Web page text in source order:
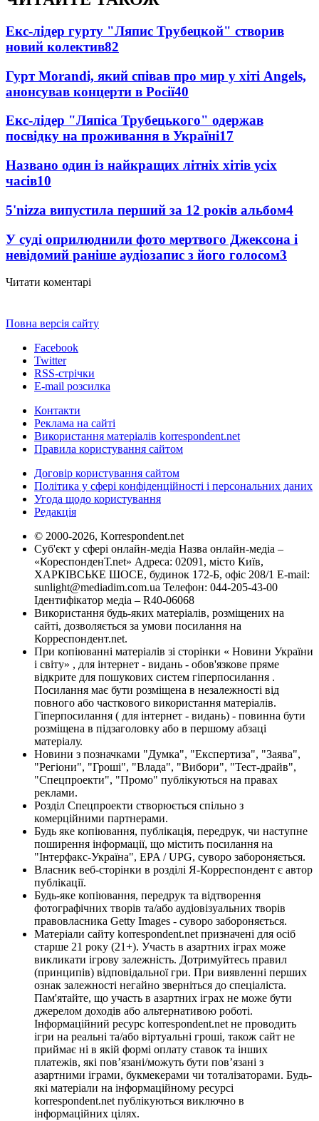
Екс-лідер гурту "Ляпис Трубецкой" створив
новий колектив82
Гурт Morandi, який співав про мир у хіті Angels,
анонсував концерти в Росії40
Екс-лідер "Ляпіса Трубецького" одержав
посвідку на проживання в Україні17
Названо один із найкращих літніх хітів усіх
часів10
5'nizza випустила перший за 12 років альбом4
У суді оприлюднили фото мертвого Джексона і
невідомий раніше аудіозапис з його голосом3
Читати коментарі
Повна версія сайту
Facebook
Twitter
RSS-стрічки
E-mail розсилка
Контакти
Реклама на сайті
Використання матеріалів korrespondent.net
Правила користування сайтом
Договір користування сайтом
Політика у сфері конфіденційності і персональних даних
Угода щодо користування
Редакція
© 2000-2026, Korrespondent.net
Суб'єкт у сфері онлайн-медіа Назва онлайн-медіа –
«КореспонденТ.net» Адреса: 02091, місто Київ,
ХАРКІВСЬКЕ ШОСЕ, будинок 172-Б, офіс 208/1 E-mail:
sunlight@mediadim.com.ua Телефон: 044-205-43-00
Ідентифікатор медіа – R40-06068
Використання будь-яких матеріалів, розміщених на
сайті, дозволяється за умови посилання на
Корреспондент.net.
При копіюванні матеріалів зі сторінки « Новини України
і світу» , для інтернет - видань - обов'язкове пряме
відкрите для пошукових систем гіперпосилання .
Посилання має бути розміщена в незалежності від
повного або часткового використання матеріалів.
Гіперпосилання ( для інтернет - видань) - повинна бути
розміщена в підзаголовку або в першому абзаці
матеріалу.
Новини з позначками "Думка", "Експертиза", "Заява",
"Регіони", "Гроші", "Влада", "Вибори", "Тест-драйв",
"Спецпроекти", "Промо" публікуються на правах
реклами.
Розділ Спецпроекти створюється спільно з
комерційними партнерами.
Будь яке копіювання, публікація, передрук, чи наступне
поширення інформації, що містить посилання на
"Інтерфакс-Україна", EPA / UPG, суворо забороняється.
Власник веб-сторінки в розділі Я-Корреспондент є автор
публікації.
Будь-яке копіювання, передрук та відтворення
фотографічних творів та/або аудіовізуальних творів
правовласника Getty Images - суворо забороняється.
Матеріали сайту korrespondent.net призначені для осіб
старше 21 року (21+). Участь в азартних іграх може
викликати ігрову залежність. Дотримуйтесь правил
(принципів) відповідальної гри. При виявленні перших
ознак залежності негайно зверніться до спеціаліста.
Пам'ятайте, що участь в азартних іграх не може бути
джерелом доходів або альтернативою роботі.
Інформаційний ресурс korrespondent.net не проводить
ігри на реальні та/або віртуальні гроші, також сайт не
приймає ні в якій формі оплату ставок та інших
платежів, які пов’язані/можуть бути пов’язані з
азартними іграми, букмекерами чи тоталізаторами. Будь-
які матеріали на інформаційному ресурсі
korrespondent.net публікуються виключно в
інформаційних цілях.